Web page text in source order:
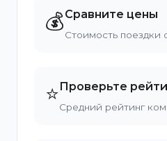
💰Сравните цены
Стоимость поездки
⭐Проверьте
Средний рейтинг